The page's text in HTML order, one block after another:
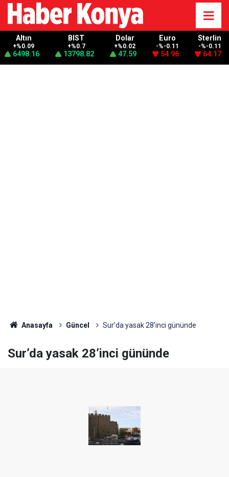
Altın
+%0.09
6498.16
BIST
+%0.7
13798.82
Dolar
+%0.02
47.59
Euro
-%-0.11
54.96
Sterlin
-%-0.11
64.17
Anasayfa Güncel Sur’da yasak 28’inci gününde
Sur’da yasak 28’inci gününde